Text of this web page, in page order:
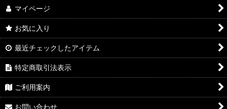
マイページ
お気に入り
最近チェックしたアイテム
特定商取引法表示
ご利用案内
お問い合わせ